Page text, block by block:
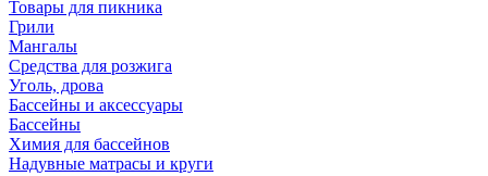
Товары для пикника
Грили
Мангалы
Средства для розжига
Уголь, дрова
Бассейны и аксессуары
Бассейны
Химия для бассейнов
Надувные матрасы и круги